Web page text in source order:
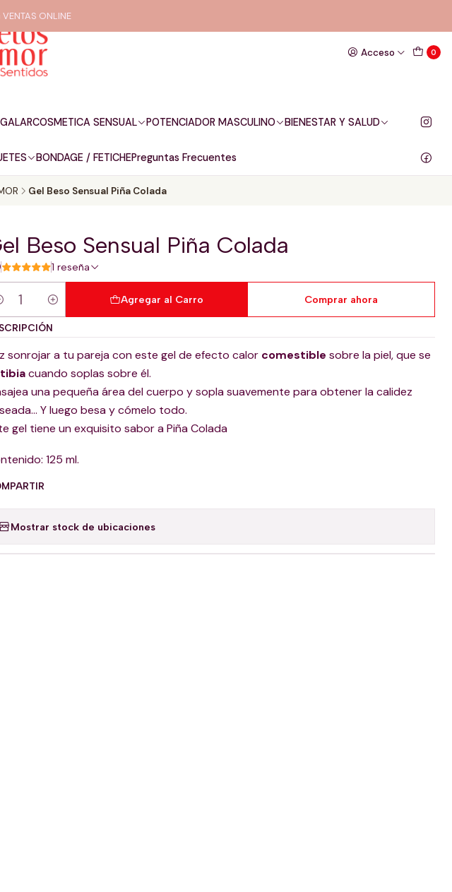
Acceso 0
COSMETICA SENSUAL POTENCIADOR MASCULINO BIENESTAR Y SALUD
BONDAGE / FETICHEPreguntas Frecuentes
ONLINE
Gel Beso Sensual Piña Colada
Beso Sensual Piña Colada
1 reseña
Agregar al Carro Comprar ahora
sonrojar a tu pareja con este gel de efecto calor comestible sobre la piel, que se
cuando soplas sobre él.
una pequeña área del cuerpo y sopla suavemente para obtener la calidez
Y luego besa y cómelo todo.
gel tiene un exquisito sabor a Piña Colada
125 ml.
Mostrar stock de ubicaciones